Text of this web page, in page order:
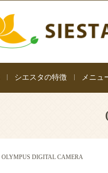
シエスタの特徴 メニュ
OLYMPUS DIGITAL CAMERA